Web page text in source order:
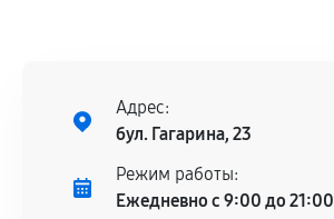
Адрес:
бул. Гагарина, 23
Режим работы:
Ежедневно с 9:00 до 21:00